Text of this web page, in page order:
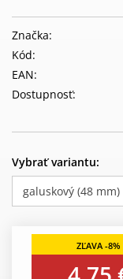
Značka:
Kód:
EAN:
Dostupnosť:
Vybrať variantu:
galuskový (48